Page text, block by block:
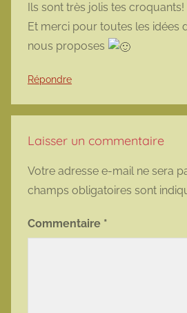
Ils sont très jolis tes croquants!
Et merci pour toutes les idées
nous proposes
Répondre
Laisser un commentaire
Votre adresse e-mail ne sera
champs obligatoires sont
Commentaire *